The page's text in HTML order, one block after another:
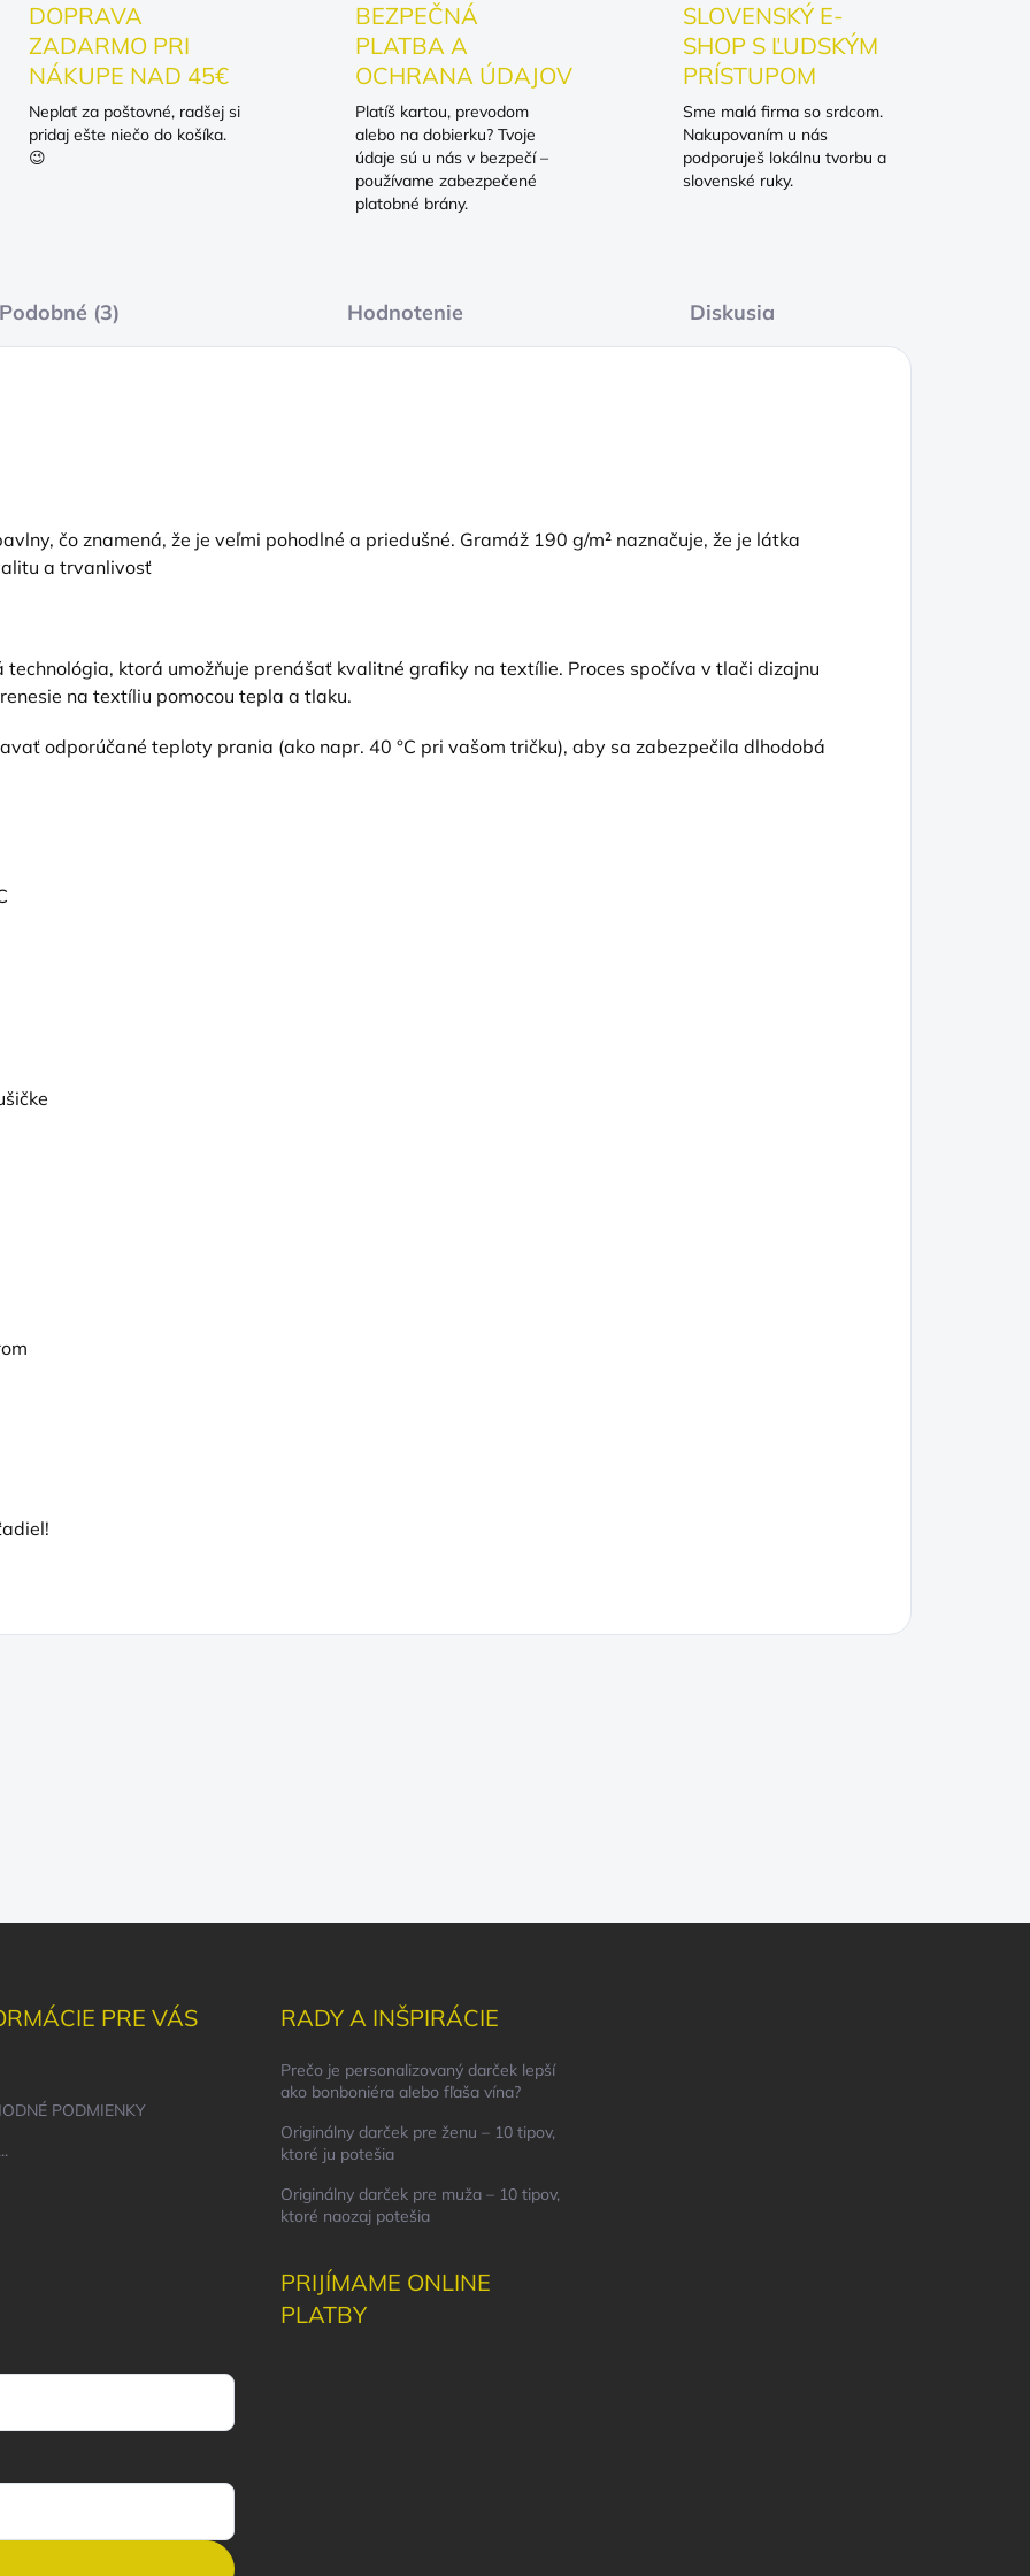
DOPRAVA
ZADARMO PRI
NÁKUPE NAD 45€
Neplať za poštovné, radšej si
pridaj ešte niečo do košíka.
😉
BEZPEČNÁ
PLATBA A
OCHRANA ÚDAJOV
Platíš kartou, prevodom
alebo na dobierku? Tvoje
údaje sú u nás v bezpečí –
používame zabezpečené
platobné brány.
SLOVENSKÝ E-
SHOP S ĽUDSKÝM
PRÍSTUPOM
Sme malá firma so srdcom.
Nakupovaním u nás
podporuješ lokálnu tvorbu a
slovenské ruky.
Podobné (3) Hodnotenie Diskusia
čo znamená, že je veľmi pohodlné a priedušné. Gramáž 190 g/m² naznačuje, že je látka
a trvanlivosť
ktorá umožňuje prenášať kvalitné grafiky na textílie. Proces spočíva v tlači dizajnu
na textíliu pomocou tepla a tlaku.
odporúčané teploty prania (ako napr. 40 °C pri vašom tričku), aby sa zabezpečila dlhodobá
PRE VÁS
PODMIENKY
RADY A INŠPIRÁCIE
Prečo je personalizovaný darček lepší
ako bonboniéra alebo fľaša vína?
Originálny darček pre ženu – 10 tipov,
ktoré ju potešia
Originálny darček pre muža – 10 tipov,
ktoré naozaj potešia
PRIJÍMAME ONLINE
PLATBY